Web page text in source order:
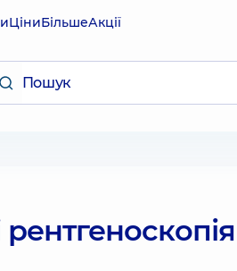
ЦіниБільшеАкції
рентгеноскопія